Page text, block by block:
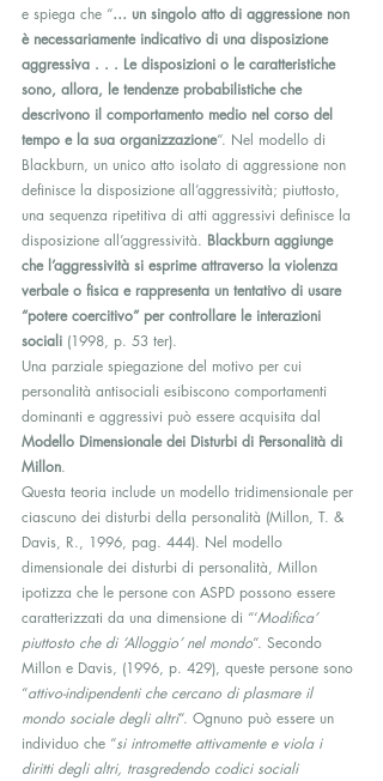
e spiega che “… un singolo atto di aggressione non
è necessariamente indicativo di una disposizione
aggressiva . . . Le disposizioni o le caratteristiche
sono, allora, le tendenze probabilistiche che
descrivono il comportamento medio nel corso del
tempo e la sua organizzazione“. Nel modello di
Blackburn, un unico atto isolato di aggressione non
definisce la disposizione all’aggressività; piuttosto,
una sequenza ripetitiva di atti aggressivi definisce la
disposizione all’aggressività. Blackburn aggiunge
che l’aggressività si esprime attraverso la violenza
verbale o fisica e rappresenta un tentativo di usare
“potere coercitivo” per controllare le interazioni
sociali (1998, p. 53 ter).
Una parziale spiegazione del motivo per cui
personalità antisociali esibiscono comportamenti
dominanti e aggressivi può essere acquisita dal
Modello Dimensionale dei Disturbi di Personalità di
Millon.
Questa teoria include un modello tridimensionale per
ciascuno dei disturbi della personalità (Millon, T. &
Davis, R., 1996, pag. 444). Nel modello
dimensionale dei disturbi di personalità, Millon
ipotizza che le persone con ASPD possono essere
caratterizzati da una dimensione di “‘Modifica’
piuttosto che di ‘Alloggio’ nel mondo“. Secondo
Millon e Davis, (1996, p. 429), queste persone sono
“attivo-indipendenti che cercano di plasmare il
mondo sociale degli altri“. Ognuno può essere un
individuo che “si intromette attivamente e viola i
diritti degli altri, trasgredendo codici sociali